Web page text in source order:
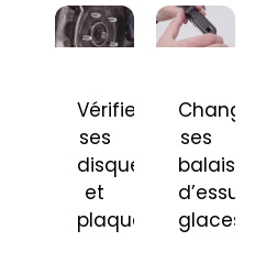
Vérifier
ses
disques
et
plaquettes
Changer
ses
balais
d’essuie-
glaces